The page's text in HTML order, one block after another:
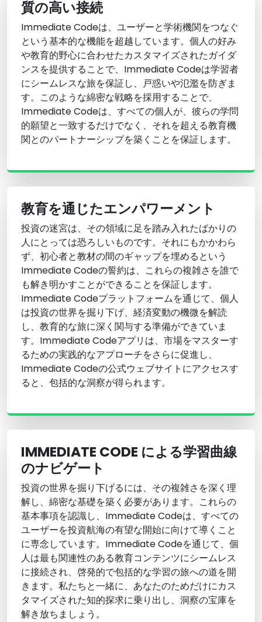
質の高い接続
Immediate Codeは、ユーザーと学術機関をつなぐ
という基本的な機能を超越しています。個人の好み
や教育的野心に合わせたカスタマイズされたガイダ
ンスを提供することで、Immediate Codeは学習者
にシームレスな旅を保証し、戸惑いや氾濫を防ぎま
す。このような綿密な戦略を採用することで、
Immediate Codeは、すべての個人が、彼らの学問
的願望と一致するだけでなく、それを超える教育機
関とのパートナーシップを築くことを保証します。
教育を通じたエンパワーメント
投資の迷宮は、その領域に足を踏み入れたばかりの
人にとっては恐ろしいものです。それにもかかわら
ず、初心者と教材の間のギャップを埋めるという
Immediate Codeの誓約は、これらの複雑さを誰で
も解き明かすことができることを保証します。
Immediate Codeプラットフォームを通じて、個人
は投資の世界を掘り下げ、経済変動の機微を解読
し、教育的な旅に深く関与する準備ができていま
す。Immediate Codeアプリは、市場をマスターす
るための実践的なアプローチをさらに促進し、
Immediate Codeの公式ウェブサイトにアクセスす
ると、包括的な洞察が得られます。
IMMEDIATE CODE による学習曲線
のナビゲート
投資の世界を掘り下げるには、その複雑さを深く理
解し、綿密な基礎を築く必要があります。これらの
基本事項を認識し、Immediate Codeは、すべての
ユーザーを投資航海の有望な開始に向けて導くこと
に専念しています。Immediate Codeを通じて、個
人は最も関連性のある教育コンテンツにシームレス
に接続され、啓発的で包括的な学習の旅への道を開
きます。私たちと一緒に、あなたのためだけにカス
タマイズされた知的探求に乗り出し、洞察の宝庫を
解き放ちましょう。